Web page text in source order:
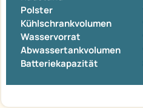
Polster
Kühlschrankvolumen
Wasservorrat
Abwassertankvolumen
Batteriekapazität